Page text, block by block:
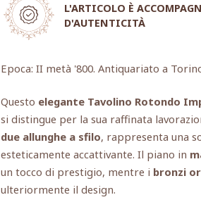
L'ARTICOLO È
D'AUTENTICITÀ
Epoca: II metà '800. Antiquariato a
Questo elegante Tavolino Rotondo
si distingue per la sua raffinata
due allunghe a sfilo, rappresenta una
esteticamente accattivante. Il piano in
un tocco di prestigio, mentre i bronzi
ulteriormente il design.